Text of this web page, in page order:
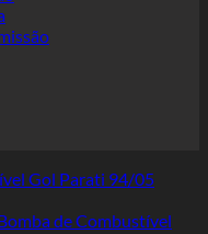
de Combustível